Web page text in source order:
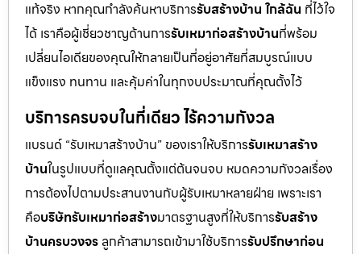
แท้จริง หากคุณกำลังค้นหาบริการรับสร้างบ้าน ใกล้ฉัน ที่ไว้ใจ
ได้ เราคือผู้เชี่ยวชาญด้านการรับเหมาก่อสร้างบ้านที่พร้อม
เปลี่ยนไอเดียของคุณให้กลายเป็นที่อยู่อาศัยที่สมบูรณ์แบบ
แข็งแรง ทนทาน และคุ้มค่าในทุกงบประมาณที่คุณตั้งไว้
บริการครบจบในที่เดียว ไร้ความกังวล
แบรนด์ “รับเหมาสร้างบ้าน” ของเราให้บริการรับเหมาสร้าง
บ้านในรูปแบบที่ดูแลคุณตั้งแต่ต้นจนจบ หมดความกังวลเรื่อง
การต้องไปตามประสานงานกับผู้รับเหมาหลายฝ่าย เพราะเรา
คือบริษัทรับเหมาก่อสร้างมาตรฐานสูงที่ให้บริการรับสร้าง
บ้านครบวงจร ลูกค้าสามารถเข้ามาใช้บริการรับปรึกษาก่อน